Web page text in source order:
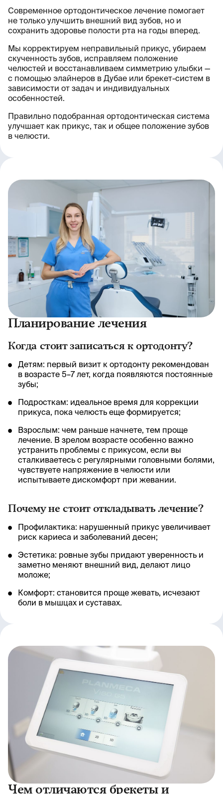
Современное ортодонтическое лечение помогает
не только улучшить внешний вид зубов, но и
сохранить здоровье полости рта на годы вперед.
Мы корректируем неправильный прикус, убираем
скученность зубов, исправляем положение
челюстей и восстанавливаем симметрию улыбки —
с помощью элайнеров в Дубае или брекет-систем в
зависимости от задач и индивидуальных
особенностей.
Правильно подобранная ортодонтическая система
улучшает как прикус, так и общее положение зубов
в челюсти.
Планирование лечения
Когда стоит записаться к ортодонту?
Детям: первый визит к ортодонту рекомендован
в возрасте 5–7 лет, когда появляются постоянные
зубы;
Подросткам: идеальное время для коррекции
прикуса, пока челюсть еще формируется;
Взрослым: чем раньше начнете, тем проще
лечение. В зрелом возрасте особенно важно
устранить проблемы с прикусом, если вы
сталкиваетесь с регулярными головными болями,
чувствуете напряжение в челюсти или
испытываете дискомфорт при жевании.
Почему не стоит откладывать лечение?
Профилактика: нарушенный прикус увеличивает
риск кариеса и заболеваний десен;
Эстетика: ровные зубы придают уверенность и
заметно меняют внешний вид, делают лицо
моложе;
Комфорт: становится проще жевать, исчезают
боли в мышцах и суставах.
Чем отличаются брекеты и